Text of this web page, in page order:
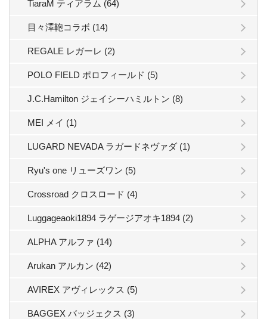
TiaraM ティアラム (64)
目々澤鞄コラボ (14)
REGALE レガーレ (2)
POLO FIELD ポロフィールド (5)
J.C.Hamilton ジェイシーハミルトン (8)
MEI メイ (1)
LUGARD NEVADA ラガードネヴァダ (1)
Ryu's one リューズワン (5)
Crossroad クロスロード (4)
Luggageaoki1894 ラゲージアオキ1894 (2)
ALPHA アルファ (14)
Arukan アルカン (42)
AVIREX アヴィレックス (5)
BAGGEX バッジェクス (3)